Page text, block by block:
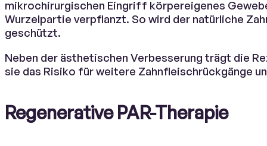
mikrochirurgischen Eingriff körpereigenes
Wurzelpartie verpflanzt. So wird der natürliche
geschützt.
Neben der ästhetischen Verbesserung trägt die
sie das Risiko für weitere Zahnfleischrückgänge
Regenerative PAR-Therapie